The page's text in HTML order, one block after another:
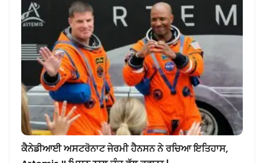
ਕੈਨੇਡੀਆਈ ਅਸਟਰੋਨਾਟ ਜੇਰਮੀ ਹੈਨਸਨ ਨੇ ਰਚਿਆ ਇਤਿਹਾਸ,